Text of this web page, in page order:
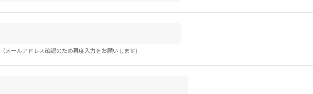
（メールアドレス確認のため再度入力をお願いします)